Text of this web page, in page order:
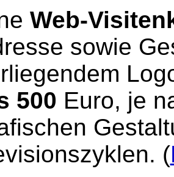
Web-
sowie
500 Euro, je
(